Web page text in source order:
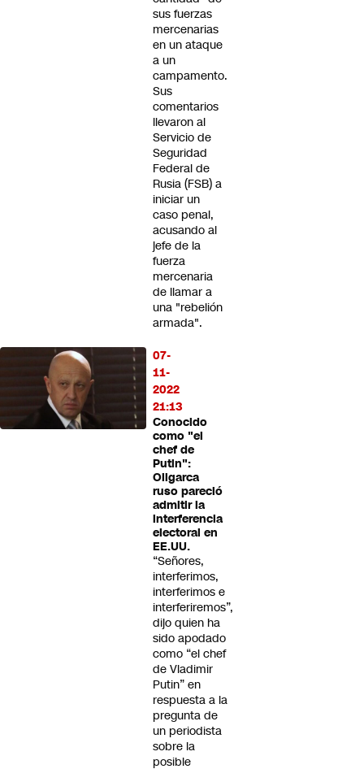
sus fuerzas
mercenarias
en un ataque
a un
campamento.
Sus
comentarios
llevaron al
Servicio de
Seguridad
Federal de
Rusia (FSB) a
iniciar un
caso penal,
acusando al
jefe de la
fuerza
mercenaria
de llamar a
una "rebelión
armada".
07-
11-
2022
21:13
Conocido
como "el
chef de
Putin":
Oligarca
ruso pareció
admitir la
interferencia
electoral en
EE.UU.
“Señores,
interferimos,
interferimos e
interferiremos”,
dijo quien ha
sido apodado
como “el chef
de Vladimir
Putin” en
respuesta a la
pregunta de
un periodista
sobre la
posible